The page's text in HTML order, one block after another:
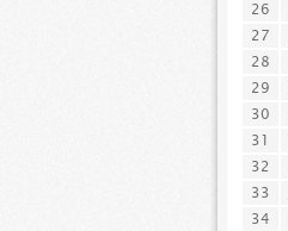
26
27
28
29
30
31
32
33
34